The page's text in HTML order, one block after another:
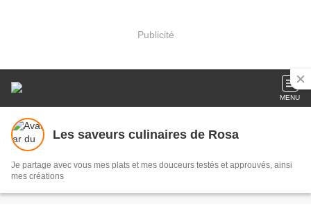
Publicité
MENU
Les saveurs culinaires de Rosa
Je partage avec vous mes plats et mes douceurs testés et approuvés, ainsi
mes créations